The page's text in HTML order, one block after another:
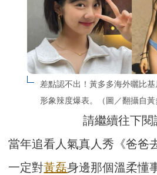
差點認不出！黃多多海外曬比
形象辣度爆表。（圖／翻攝自黃
請繼續往下
當年追看人氣真人秀《爸爸
一定對黃磊身邊那個溫柔懂